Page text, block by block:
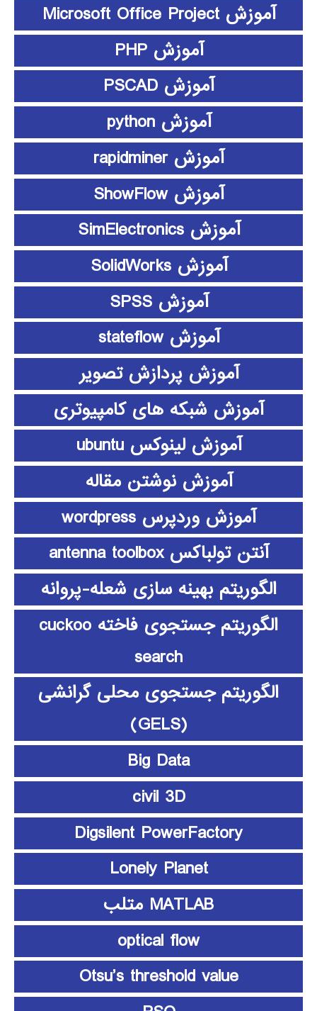
آموزش Microsoft Office Project
آموزش PHP
آموزش PSCAD
آموزش python
آموزش rapidminer
آموزش ShowFlow
آموزش SimElectronics
آموزش SolidWorks
آموزش SPSS
آموزش stateflow
آموزش پردازش تصویر
آموزش شبکه های کامپیوتری
آموزش لینوکس ubuntu
آموزش نوشتن مقاله
آموزش وردپرس wordpress
آنتن تولباکس antenna toolbox
الگوریتم بهینه سازی شعله-پروانه
الگوریتم جستجوی فاخته cuckoo
search
الگوریتم جستجوی محلی گرانشی
(GELS)
Big Data
civil 3D
Digsilent PowerFactory
Lonely Planet
MATLAB متلب
optical flow
Otsu’s threshold value